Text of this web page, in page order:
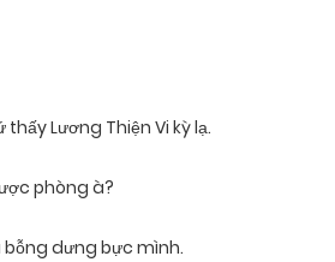
Lương Thiện Vi kỳ lạ.
phòng à?
bỗng dưng bực mình.